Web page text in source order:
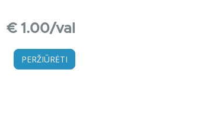
€ 1.00/val
PERŽIŪRĖTI